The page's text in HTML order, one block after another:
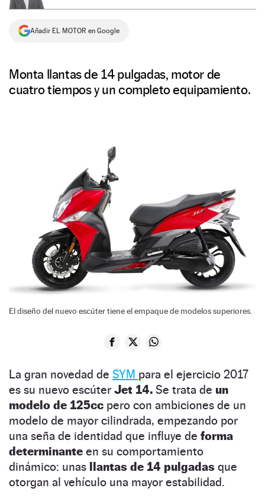
Añadir EL MOTOR en Google
Monta llantas de 14 pulgadas, motor de
cuatro tiempos y un completo equipamiento.
El diseño del nuevo escúter tiene el empaque de modelos superiores.
La gran novedad de SYM para el ejercicio 2017
es su nuevo escúter Jet 14. Se trata de un
modelo de 125cc pero con ambiciones de un
modelo de mayor cilindrada, empezando por
una seña de identidad que influye de forma
determinante en su comportamiento
dinámico: unas llantas de 14 pulgadas que
otorgan al vehículo una mayor estabilidad.